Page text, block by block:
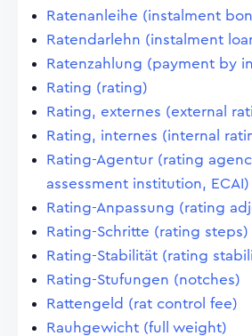
Ratenanleihe (instalment
Ratendarlehn (instalment
Ratenzahlung (payment by
Rating (rating)
Rating, externes (external
Rating, internes (internal
Rating-Agentur (rating
assessment institution, ECAI)
Rating-Anpassung (rating
Rating-Schritte (rating steps)
Rating-Stabilität (rating
Rating-Stufungen (notches)
Rattengeld (rat control fee)
Rauhgewicht (full weight)